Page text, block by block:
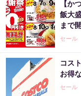
【か
飯大
まで
セール
コス
お得
セール